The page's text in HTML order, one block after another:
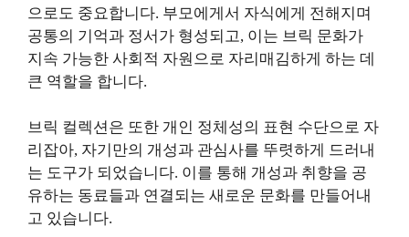
으로도 중요합니다. 부모에게서 자식에게 전해지며
공통의 기억과 정서가 형성되고, 이는 브릭 문화가
지속 가능한 사회적 자원으로 자리매김하게 하는 데
큰 역할을 합니다.
브릭 컬렉션은 또한 개인 정체성의 표현 수단으로 자
리잡아, 자기만의 개성과 관심사를 뚜렷하게 드러내
는 도구가 되었습니다. 이를 통해 개성과 취향을 공
유하는 동료들과 연결되는 새로운 문화를 만들어내
고 있습니다.